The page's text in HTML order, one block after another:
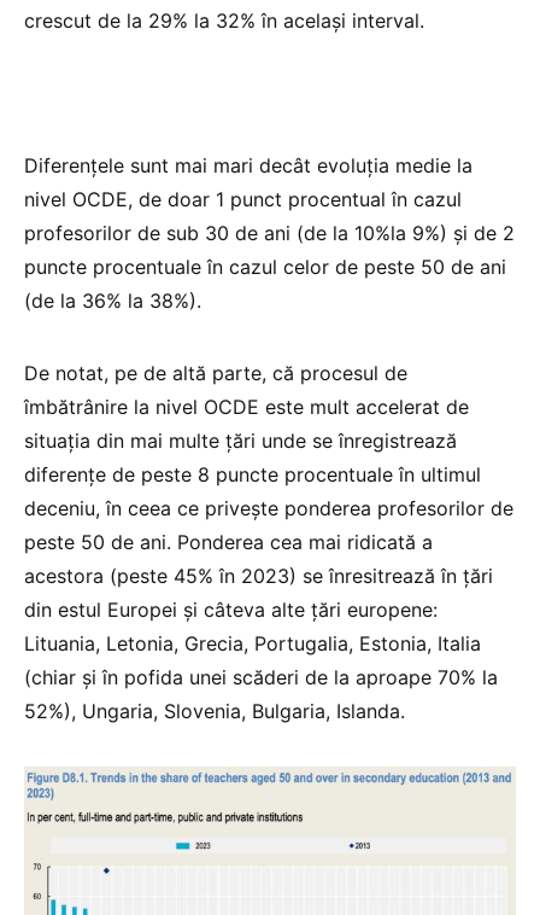
crescut de la 29% la 32% în același interval.
Diferențele sunt mai mari decât evoluția medie la
nivel OCDE, de doar 1 punct procentual în cazul
profesorilor de sub 30 de ani (de la 10%la 9%) și de 2
puncte procentuale în cazul celor de peste 50 de ani
(de la 36% la 38%).
De notat, pe de altă parte, că procesul de
îmbătrânire la nivel OCDE este mult accelerat de
situația din mai multe țări unde se înregistrează
diferențe de peste 8 puncte procentuale în ultimul
deceniu, în ceea ce privește ponderea profesorilor de
peste 50 de ani. Ponderea cea mai ridicată a
acestora (peste 45% în 2023) se înresitrează în țări
din estul Europei și câteva alte țări europene:
Lituania, Letonia, Grecia, Portugalia, Estonia, Italia
(chiar și în pofida unei scăderi de la aproape 70% la
52%), Ungaria, Slovenia, Bulgaria, Islanda.